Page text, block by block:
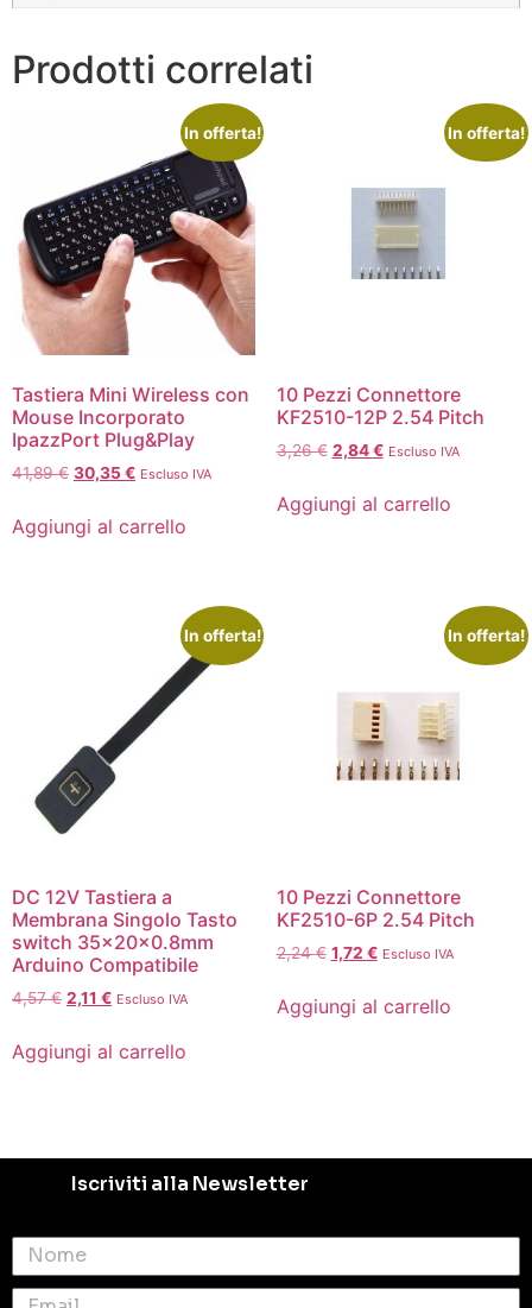
Prodotti correlati
In offerta!
Tastiera Mini Wireless con
Mouse Incorporato
IpazzPort Plug&Play
41,89€ 30,35€ Escluso IVA
Aggiungi al carrello
In offerta!
10 Pezzi Connettore
KF2510-12P 2.54 Pitch
3,26€ 2,84€ Escluso IVA
Aggiungi al carrello
In offerta!
DC 12V Tastiera a
Membrana Singolo Tasto
switch 35x20x0.8mm
Arduino Compatibile
4,57€ 2,11 € Escluso IVA
Aggiungi al carrello
In offerta!
10 Pezzi Connettore
KF2510-6P 2.54 Pitch
2,24€ 1,72 € Escluso IVA
Aggiungi al carrello
Iscriviti alla Newsletter